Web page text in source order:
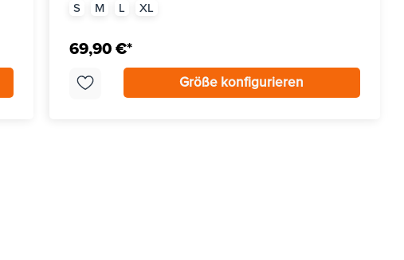
S M L XL
69,90 €*
Größe konfigurieren